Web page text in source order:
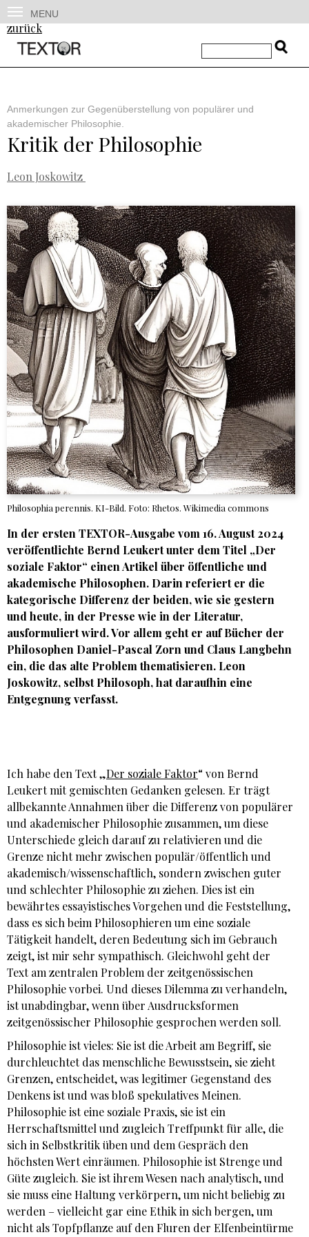
MENU
zurück
Anmerkungen zur Gegenüberstellung von populärer und
akademischer Philosophie.
Kritik der Philosophie
Leon Joskowitz
Philosophia perennis. KI-Bild. Foto: Rhetos. Wikimedia commons
In der ersten TEXTOR-Ausgabe vom 16. August 2024
veröffentlichte Bernd Leukert unter dem Titel „Der
soziale Faktor“ einen Artikel über öffentliche und
akademische Philosophen. Darin referiert er die
kategorische Differenz der beiden, wie sie gestern
und heute, in der Presse wie in der Literatur,
ausformuliert wird. Vor allem geht er auf Bücher der
Philosophen Daniel-Pascal Zorn und Claus Langbehn
ein, die das alte Problem thematisieren. Leon
Joskowitz, selbst Philosoph, hat daraufhin eine
Entgegnung verfasst.
Ich habe den Text „Der soziale Faktor“ von Bernd
Leukert mit gemischten Gedanken gelesen. Er trägt
allbekannte Annahmen über die Differenz von populärer
und akademischer Philosophie zusammen, um diese
Unterschiede gleich darauf zu relativieren und die
Grenze nicht mehr zwischen populär/öffentlich und
akademisch/wissenschaftlich, sondern zwischen guter
und schlechter Philosophie zu ziehen. Dies ist ein
bewährtes essayistisches Vorgehen und die Feststellung,
dass es sich beim Philosophieren um eine soziale
Tätigkeit handelt, deren Bedeutung sich im Gebrauch
zeigt, ist mir sehr sympathisch. Gleichwohl geht der
Text am zentralen Problem der zeitgenössischen
Philosophie vorbei. Und dieses Dilemma zu verhandeln,
ist unabdingbar, wenn über Ausdrucksformen
zeitgenössischer Philosophie gesprochen werden soll.
Philosophie ist vieles: Sie ist die Arbeit am Begriff, sie
durchleuchtet das menschliche Bewusstsein, sie zieht
Grenzen, entscheidet, was legitimer Gegenstand des
Denkens ist und was bloß spekulatives Meinen.
Philosophie ist eine soziale Praxis, sie ist ein
Herrschaftsmittel und zugleich Treffpunkt für alle, die
sich in Selbstkritik üben und dem Gespräch den
höchsten Wert einräumen. Philosophie ist Strenge und
Güte zugleich. Sie ist ihrem Wesen nach analytisch, und
sie muss eine Haltung verkörpern, um nicht beliebig zu
werden – vielleicht gar eine Ethik in sich bergen, um
nicht als Topfpflanze auf den Fluren der Elfenbeintürme